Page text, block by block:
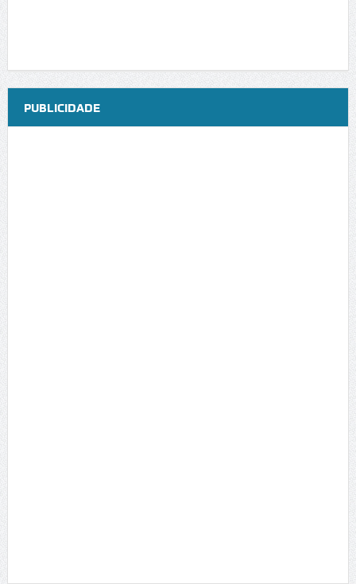
PUBLICIDADE